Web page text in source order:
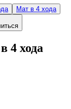
Мат в 4 хода
4 хода